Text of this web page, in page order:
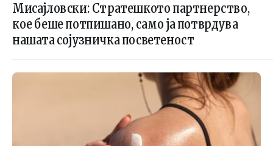
Мисајловски: Стратешкото партнерство,
кое беше потпишано, само ја потврдува
нашата сојузничка посветеност